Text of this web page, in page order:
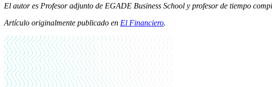
El autor es Profesor adjunto de EGADE Business School y profesor de tiempo
Artículo originalmente publicado en El Financiero.